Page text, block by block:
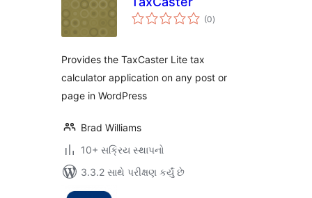
(0કુલ
રેટિંગ્સ
)
Provides the TaxCaster Lite tax
calculator application on any post or
page in WordPress
Brad Williams
10+ સક્રિય સ્થાપનો
3.3.2 સાથે પરીક્ષણ કર્યું છે